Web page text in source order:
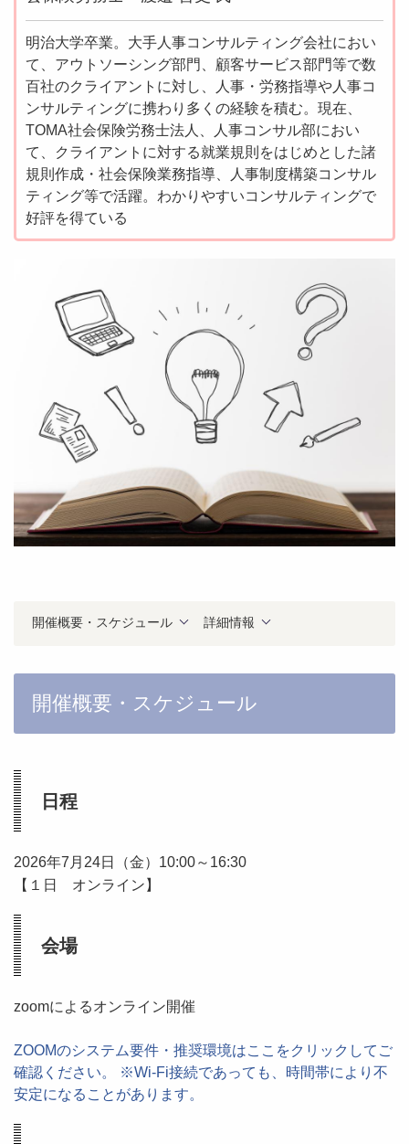
明治大学卒業。大手人事コンサルティング会社におい
て、アウトソーシング部門、顧客サービス部門等で数
百社のクライアントに対し、人事・労務指導や人事コ
ンサルティングに携わり多くの経験を積む。現在、
TOMA社会保険労務士法人、人事コンサル部におい
て、クライアントに対する就業規則をはじめとした諸
規則作成・社会保険業務指導、人事制度構築コンサル
ティング等で活躍。わかりやすいコンサルティングで
好評を得ている
開催概要・スケジュール 詳細情報
開催概要・スケジュール
日程
2026年7月24日（金）10:00～16:30
【１日 オンライン】
会場
zoomによるオンライン開催
ZOOMのシステム要件・推奨環境はここをクリックしてご
確認ください。 ※Wi-Fi接続であっても、時間帯により不
安定になることがあります。